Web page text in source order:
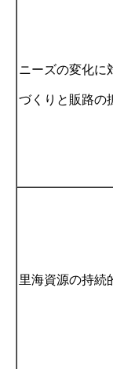
ニーズの変化に
づくりと販路の
里海資源の持続